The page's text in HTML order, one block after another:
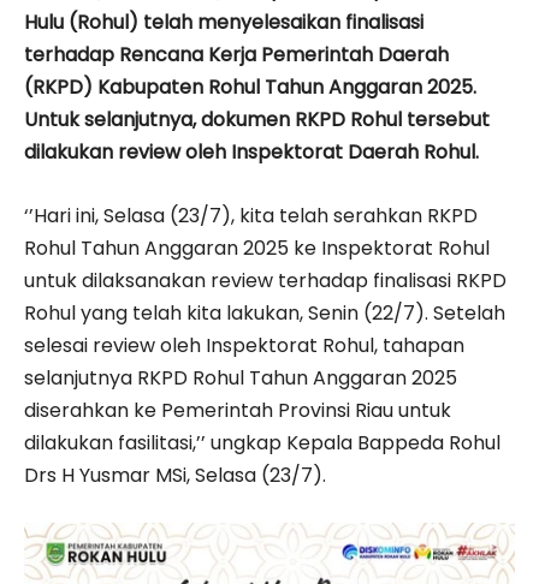
Hulu (Rohul) telah menyelesaikan finalisasi
terhadap Rencana Kerja Pemerintah Daerah
(RKPD) Kabupaten Rohul Tahun Anggaran 2025.
Untuk selanjutnya, dokumen RKPD Rohul tersebut
dilakukan review oleh Inspektorat Daerah Rohul.
‘’Hari ini, Selasa (23/7), kita telah serahkan RKPD
Rohul Tahun Anggaran 2025 ke Inspektorat Rohul
untuk dilaksanakan review terhadap finalisasi RKPD
Rohul yang telah kita lakukan, Senin (22/7). Setelah
selesai review oleh Inspektorat Rohul, tahapan
selanjutnya RKPD Rohul Tahun Anggaran 2025
diserahkan ke Pemerintah Provinsi Riau untuk
dilakukan fasilitasi,’’ ungkap Kepala Bappeda Rohul
Drs H Yusmar MSi, Selasa (23/7).